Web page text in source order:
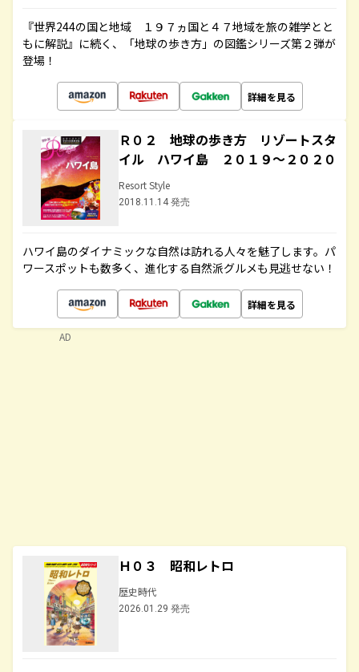
『世界244の国と地域 １９７ヵ国と４７地域を旅の雑学とと
もに解説』に続く、「地球の歩き方」の図鑑シリーズ第２弾が
登場！
詳細を見る
Ｒ０２ 地球の歩き方 リゾートスタ
イル ハワイ島 ２０１９～２０２０
Resort Style
2018.11.14 発売
ハワイ島のダイナミックな自然は訪れる人々を魅了します。パ
ワースポットも数多く、進化する自然派グルメも見逃せない！
詳細を見る
Ｈ０３ 昭和レトロ
歴史時代
2026.01.29 発売
AD